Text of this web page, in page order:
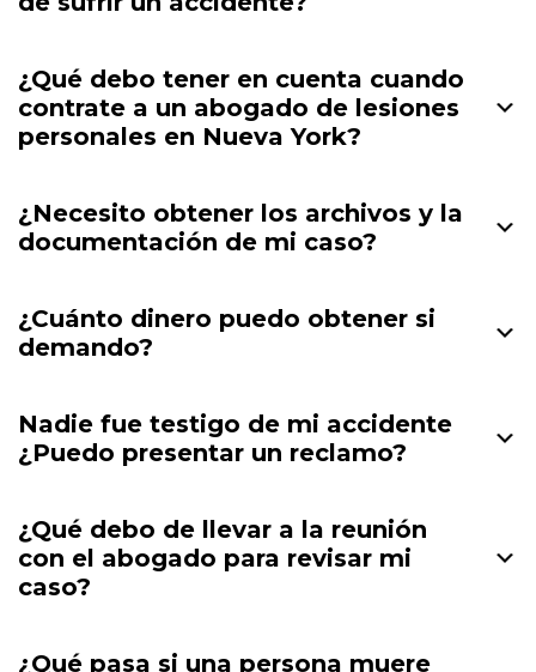
¿Qué debo tener en cuenta cuando
contrate a un abogado de lesiones
personales en Nueva York?
¿Necesito obtener los archivos y la
documentación de mi caso?
¿Cuánto dinero puedo obtener si
demando?
Nadie fue testigo de mi accidente
¿Puedo presentar un reclamo?
¿Qué debo de llevar a la reunión
con el abogado para revisar mi
caso?
¿Qué pasa si una persona muere